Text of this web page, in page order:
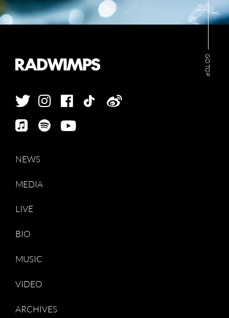
GO TOP
NEWS
MEDIA
LIVE
BIO
MUSIC
VIDEO
ARCHIVES